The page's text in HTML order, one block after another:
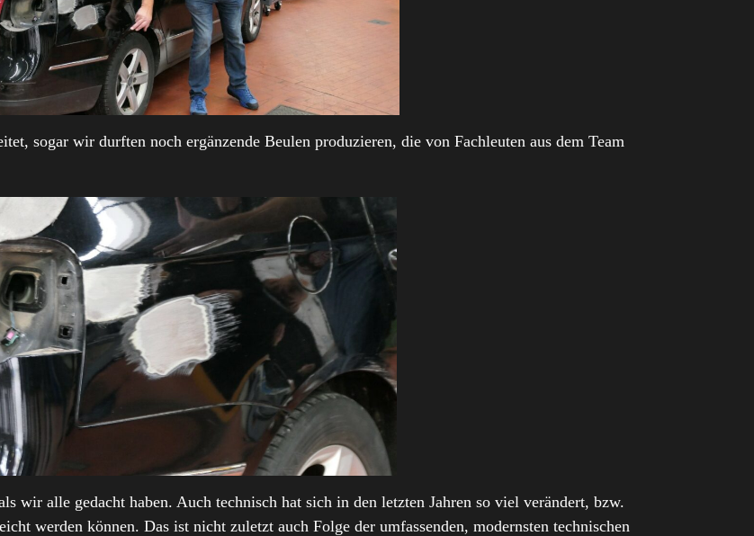
sogar wir durften noch ergänzende Beulen produzieren, die von Fachleuten aus dem Team
wir alle gedacht haben. Auch technisch hat sich in den letzten Jahren so viel verändert, bzw.
werden können. Das ist nicht zuletzt auch Folge der umfassenden, modernsten technischen